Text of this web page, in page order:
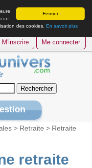
Fermer
ce
des cookies. En savoir plus
M'inscrire Me connecter
> Retraite > Retraite
retraite